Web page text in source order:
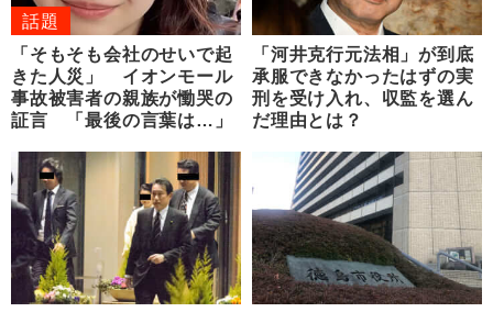
話題
「そもそも会社のせいで起
きた人災」 イオンモール
事故被害者の親族が慟哭の
証言 「最後の言葉は…」
「河井克行元法相」が到底
承服できなかったはずの実
刑を受け入れ、収監を選ん
だ理由とは？